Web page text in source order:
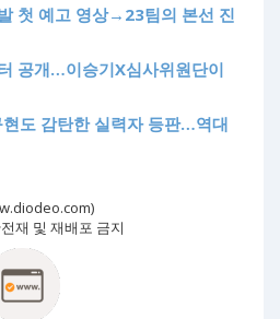
첫 예고 영상→23팀의 본선 진
공개…이승기X심사위원단이
현도 감탄한 실력자 등판…역대
재 및 재배포 금지